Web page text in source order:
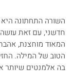
השורה התחתונה היא
חדשני, עם זאת
הטוב של המילה.
בה אלמנטים שיותר